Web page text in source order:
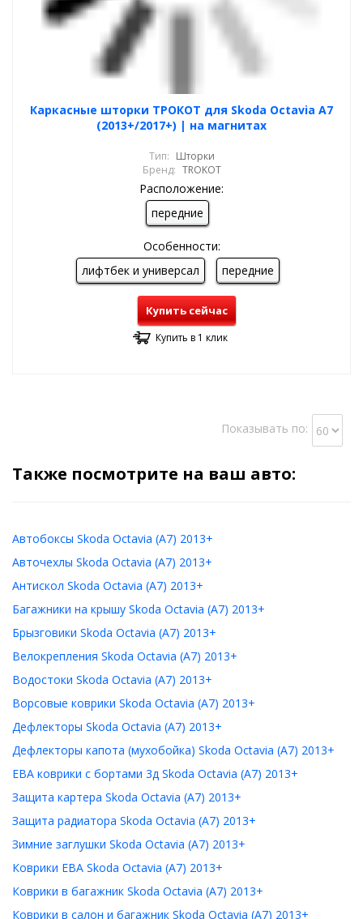
Каркасные шторки ТРОКОТ для Skoda Octavia A7
(2013+/2017+) | на магнитах
Тип: Шторки
Бренд: TROKOT
Расположение:
передние
Особенности:
лифтбек и универсал
передние
Купить сейчас
Купить в 1 клик
Показывать по:
Также посмотрите на ваш авто:
Автобоксы Skoda Octavia (A7) 2013+
Авточехлы Skoda Octavia (A7) 2013+
Антискол Skoda Octavia (A7) 2013+
Багажники на крышу Skoda Octavia (A7) 2013+
Брызговики Skoda Octavia (A7) 2013+
Велокрепления Skoda Octavia (A7) 2013+
Водостоки Skoda Octavia (A7) 2013+
Ворсовые коврики Skoda Octavia (A7) 2013+
Дефлекторы Skoda Octavia (A7) 2013+
Дефлекторы капота (мухобойка) Skoda Octavia (A7) 2013+
ЕВА коврики с бортами 3д Skoda Octavia (A7) 2013+
Защита картера Skoda Octavia (A7) 2013+
Защита радиатора Skoda Octavia (A7) 2013+
Зимние заглушки Skoda Octavia (A7) 2013+
Коврики ЕВА Skoda Octavia (A7) 2013+
Коврики в багажник Skoda Octavia (A7) 2013+
Коврики в салон и багажник Skoda Octavia (A7) 2013+